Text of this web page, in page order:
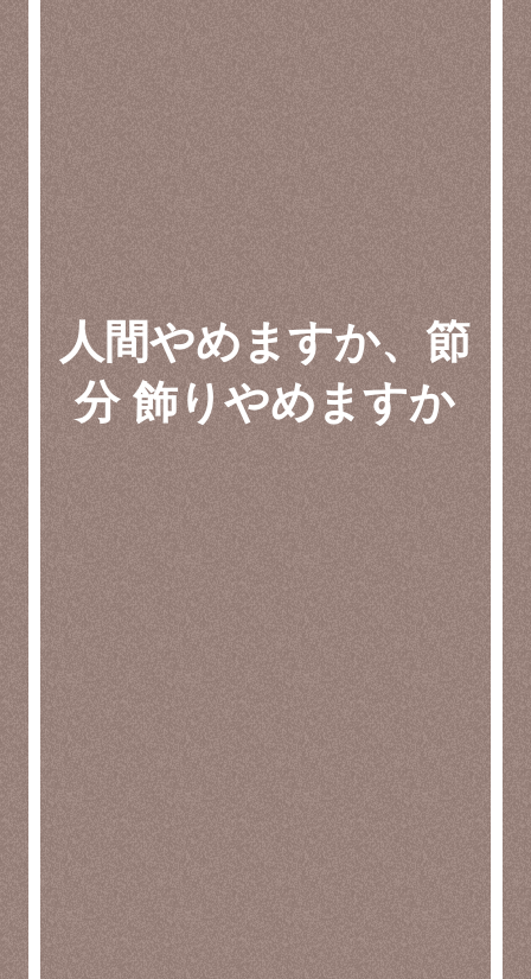
人間やめますか、節
分 飾りやめますか